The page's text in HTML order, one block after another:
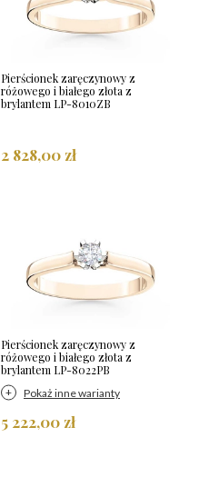
Pierścionek zaręczynowy z
różowego i białego złota z
brylantem LP-8010ZB
2 828,00 zł
Pierścionek zaręczynowy z
różowego i białego złota z
brylantem LP-8022PB
Pokaż inne warianty
5 222,00 zł